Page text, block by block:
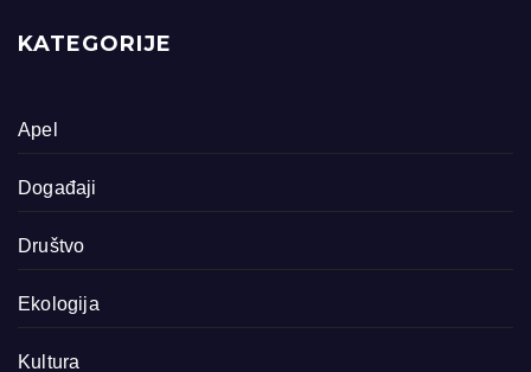
KATEGORIJE
Apel
Događaji
Društvo
Ekologija
Kultura